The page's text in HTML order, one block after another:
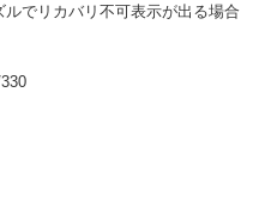
でリカバリ不可表示が出る場合